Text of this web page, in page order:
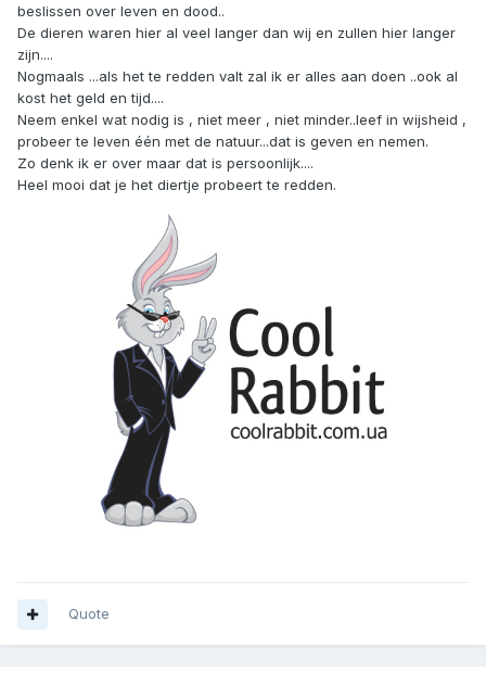
beslissen over leven en dood..
De dieren waren hier al veel langer dan wij en zullen hier langer
zijn....
Nogmaals ...als het te redden valt zal ik er alles aan doen ..ook al
kost het geld en tijd....
Neem enkel wat nodig is , niet meer , niet minder..leef in wijsheid ,
probeer te leven één met de natuur...dat is geven en nemen.
Zo denk ik er over maar dat is persoonlijk....
Heel mooi dat je het diertje probeert te redden.
Quote